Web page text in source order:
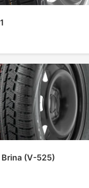
(V-525)